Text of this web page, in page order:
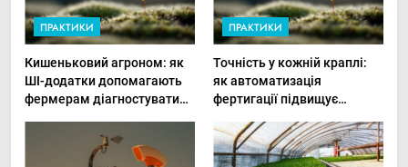
ПРАКТИКИ
Кишеньковий агроном: як
ШІ-додатки допомагають
фермерам діагностувати
ПРАКТИКИ
Точність у кожній краплі:
як автоматизація
фертигації підвищує